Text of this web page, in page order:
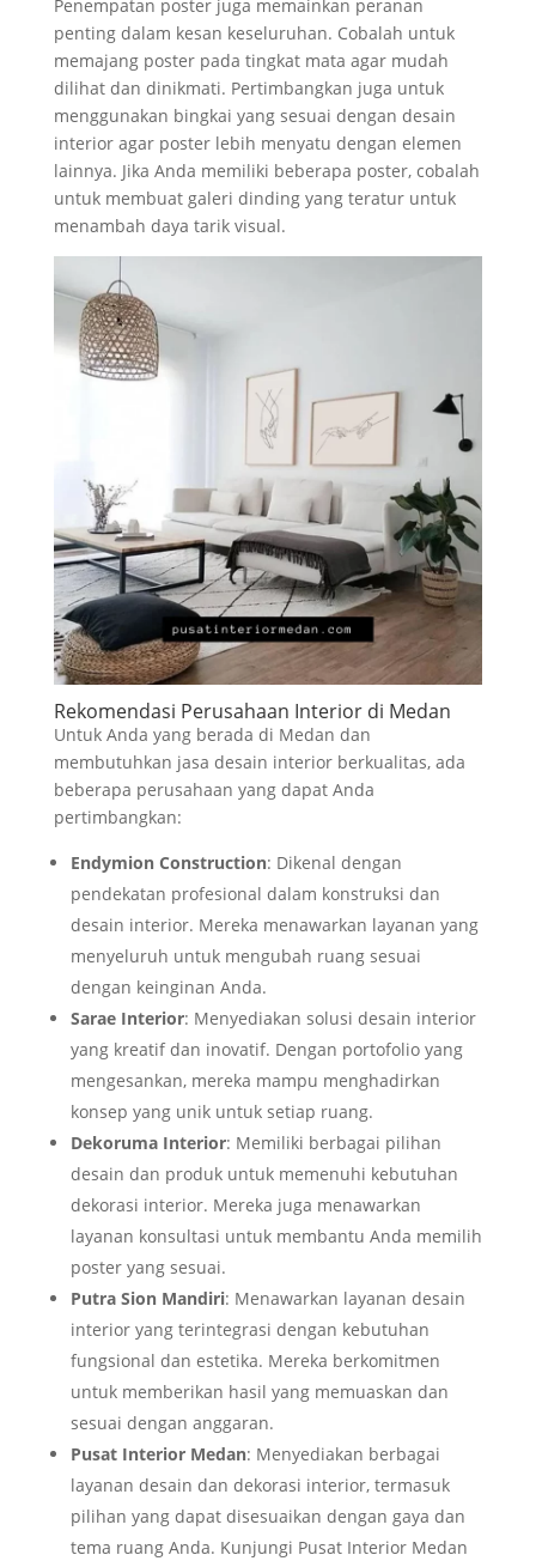
Penempatan poster juga memainkan peranan
penting dalam kesan keseluruhan. Cobalah untuk
memajang poster pada tingkat mata agar mudah
dilihat dan dinikmati. Pertimbangkan juga untuk
menggunakan bingkai yang sesuai dengan desain
interior agar poster lebih menyatu dengan elemen
lainnya. Jika Anda memiliki beberapa poster, cobalah
untuk membuat galeri dinding yang teratur untuk
menambah daya tarik visual.
Rekomendasi Perusahaan Interior di Medan
Untuk Anda yang berada di Medan dan
membutuhkan jasa desain interior berkualitas, ada
beberapa perusahaan yang dapat Anda
pertimbangkan:
Endymion Construction: Dikenal dengan
pendekatan profesional dalam konstruksi dan
desain interior. Mereka menawarkan layanan yang
menyeluruh untuk mengubah ruang sesuai
dengan keinginan Anda.
Sarae Interior: Menyediakan solusi desain interior
yang kreatif dan inovatif. Dengan portofolio yang
mengesankan, mereka mampu menghadirkan
konsep yang unik untuk setiap ruang.
Dekoruma Interior: Memiliki berbagai pilihan
desain dan produk untuk memenuhi kebutuhan
dekorasi interior. Mereka juga menawarkan
layanan konsultasi untuk membantu Anda memilih
poster yang sesuai.
Putra Sion Mandiri: Menawarkan layanan desain
interior yang terintegrasi dengan kebutuhan
fungsional dan estetika. Mereka berkomitmen
untuk memberikan hasil yang memuaskan dan
sesuai dengan anggaran.
Pusat Interior Medan: Menyediakan berbagai
layanan desain dan dekorasi interior, termasuk
pilihan yang dapat disesuaikan dengan gaya dan
tema ruang Anda. Kunjungi Pusat Interior Medan